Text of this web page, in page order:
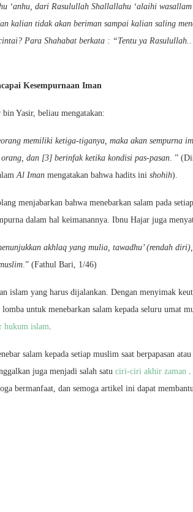
‘anhu, dari Rasulullah Shallallahu ‘alaihi
kalian tidak akan beriman sampai kalian saling
Para Shahabat berkata : “Tentu ya
Kesempurnaan Iman
Yasir, beliau mengatakan:
memiliki ketiga-tiganya, maka akan
dan [3] berinfak ketika kondisi pas-pasan. ”
Al Iman mengatakan bahwa hadits ini shohih).
menjabarkan bahwa menebarkan salam pada
dalam hal keimanannya. Ibnu Hajar juga
akhlaq yang mulia, tawadhu’ (rendah
.” (Fathul Bari, 1/46)
islam yang harus dijalankan. Dengan menyimak
untuk menebarkan salam kepada seluru umat
hukum islam.
salam kepada setiap muslim saat berpapasan
juga menjadi salah satu ciri-ciri akhir zaman .
bermanfaat, dan semoga artikel ini dapat